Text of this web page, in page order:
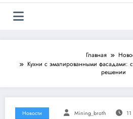
Главная
Кухни с эмалированными фасадами:
решении
Новости Mining_broth